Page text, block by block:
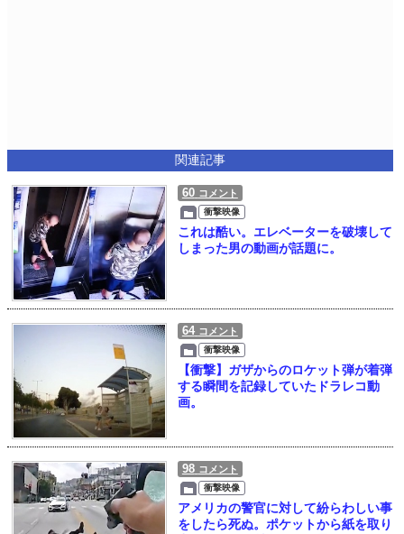
関連記事
60 コメント
衝撃映像
これは酷い。エレベーターを破壊して
しまった男の動画が話題に。
64 コメント
衝撃映像
【衝撃】ガザからのロケット弾が着弾
する瞬間を記録していたドラレコ動
画。
98 コメント
衝撃映像
アメリカの警官に対して紛らわしい事
をしたら死ぬ。ポケットから紙を取り